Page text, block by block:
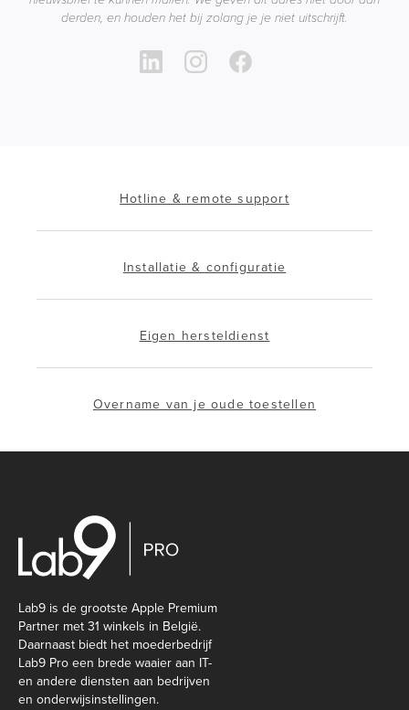
derden, en houden het bij zolang je je niet uitschrijft.
Hotline & remote support
Installatie & configuratie
Eigen hersteldienst
Overname van je oude toestellen
Lab9 is de grootste Apple Premium
Partner met 31 winkels in België.
Daarnaast biedt het moederbedrijf
Lab9 Pro een brede waaier aan IT-
en andere diensten aan bedrijven
en onderwijsinstellingen.